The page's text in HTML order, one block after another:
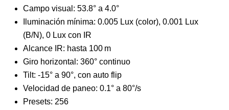
Campo visual: 53.8° a 4.0°
Iluminación mínima: 0.005 Lux (color), 0.001 Lux
(B/N), 0 Lux con IR
Alcance IR: hasta 100 m
Giro horizontal: 360° continuo
Tilt: -15° a 90°, con auto flip
Velocidad de paneo: 0.1° a 80°/s
Presets: 256